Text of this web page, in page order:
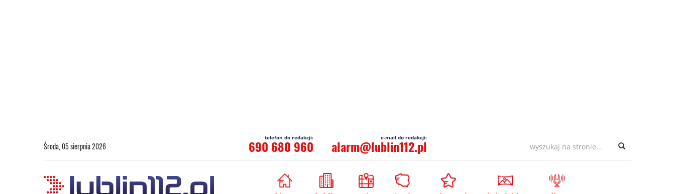
Środa, 05 sierpnia 2026 690 680 960 alarm@lublin112.pl